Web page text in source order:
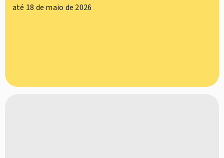
até 18 de maio de 2026